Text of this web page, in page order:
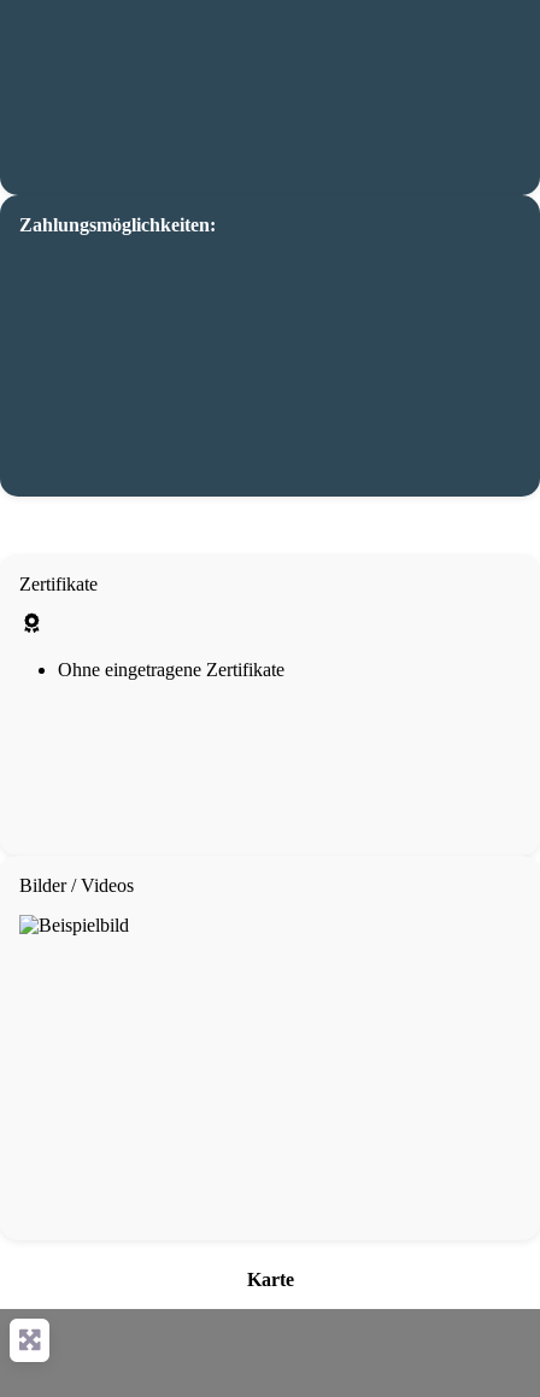
Zahlungsmöglichkeiten:
Zertifikate
Ohne eingetragene Zertifikate
Bilder / Videos
Karte